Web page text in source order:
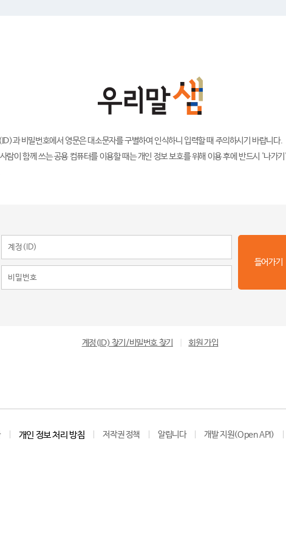
과 비밀번호에서 영문은 대소문자를 구별하여 인식하니 입력할 때 주의하시기 바랍니다.
람이 함께 쓰는 공용 컴퓨터를 이용할 때는 개인 정보 보호를 위해 이용 후에 반드시 '나가
들어가기
계정(ID) 찾기/비밀번호 찾기 회원 가입
개인 정보 처리 방침 저작권 정책 알립니다 개발 지원(Open API)